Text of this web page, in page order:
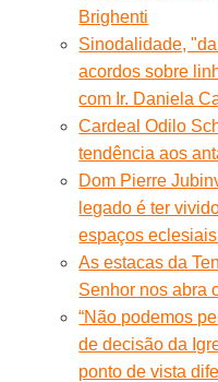
Brighenti
Sinodalidade,
acordos sobre
com Ir. Daniela
Cardeal Odilo
tendência aos
Dom Pierre
legado é ter
espaços
As estacas da
Senhor nos abra
“Não podemos
de decisão da
ponto de vista